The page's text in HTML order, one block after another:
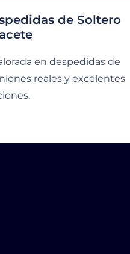
de Soltero
en despedidas de
reales y excelentes